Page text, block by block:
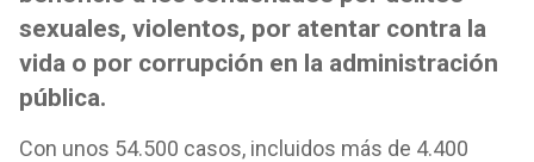
sexuales, violentos, por atentar contra la
vida o por corrupción en la administración
pública.
Con unos 54.500 casos, incluidos más de 4.400